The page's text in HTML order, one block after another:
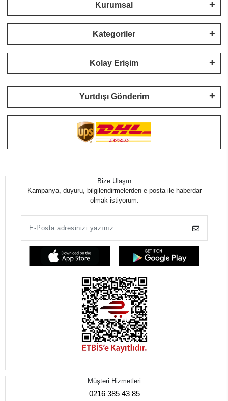
Kurumsal
Kategoriler
Kolay Erişim
Yurtdışı Gönderim
Bize Ulaşın
Kampanya, duyuru, bilgilendirmelerden e-posta ile haberdar
olmak istiyorum.
Müşteri Hizmetleri
0216 385 43 85